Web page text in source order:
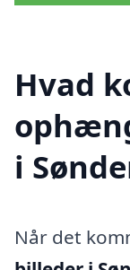
Hvad
i
Når det